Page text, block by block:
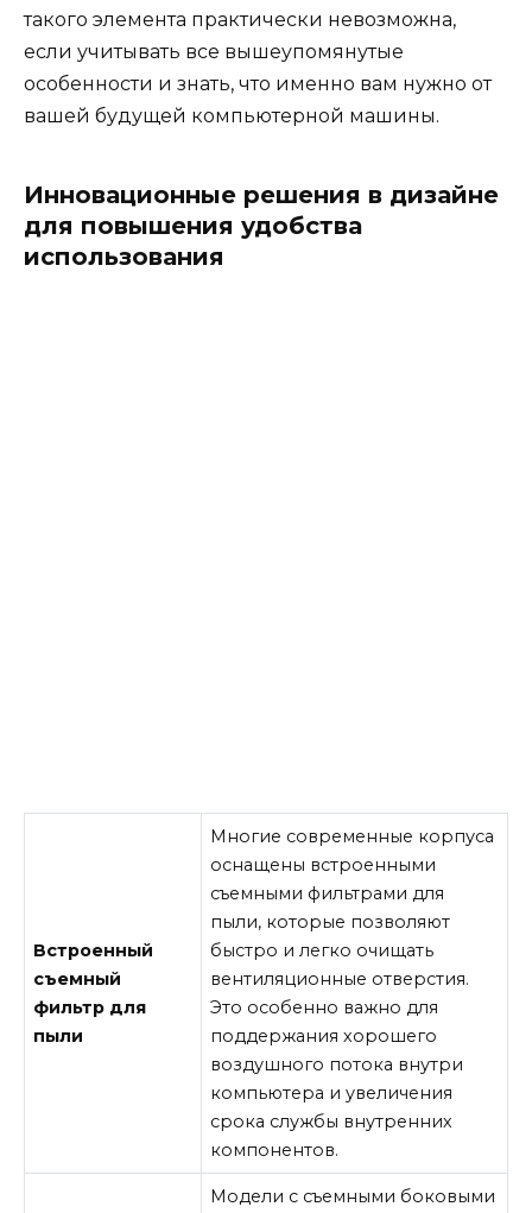
такого элемента практически невозможна,
если учитывать все вышеупомянутые
особенности и знать, что именно вам нужно от
вашей будущей компьютерной машины.
Инновационные решения в дизайне
для повышения удобства
использования
Встроенный
съемный
фильтр для
пыли
Многие современные корпуса
оснащены встроенными
съемными фильтрами для
пыли, которые позволяют
быстро и легко очищать
вентиляционные отверстия.
Это особенно важно для
поддержания хорошего
воздушного потока внутри
компьютера и увеличения
срока службы внутренних
компонентов.
Модели с съемными боковыми